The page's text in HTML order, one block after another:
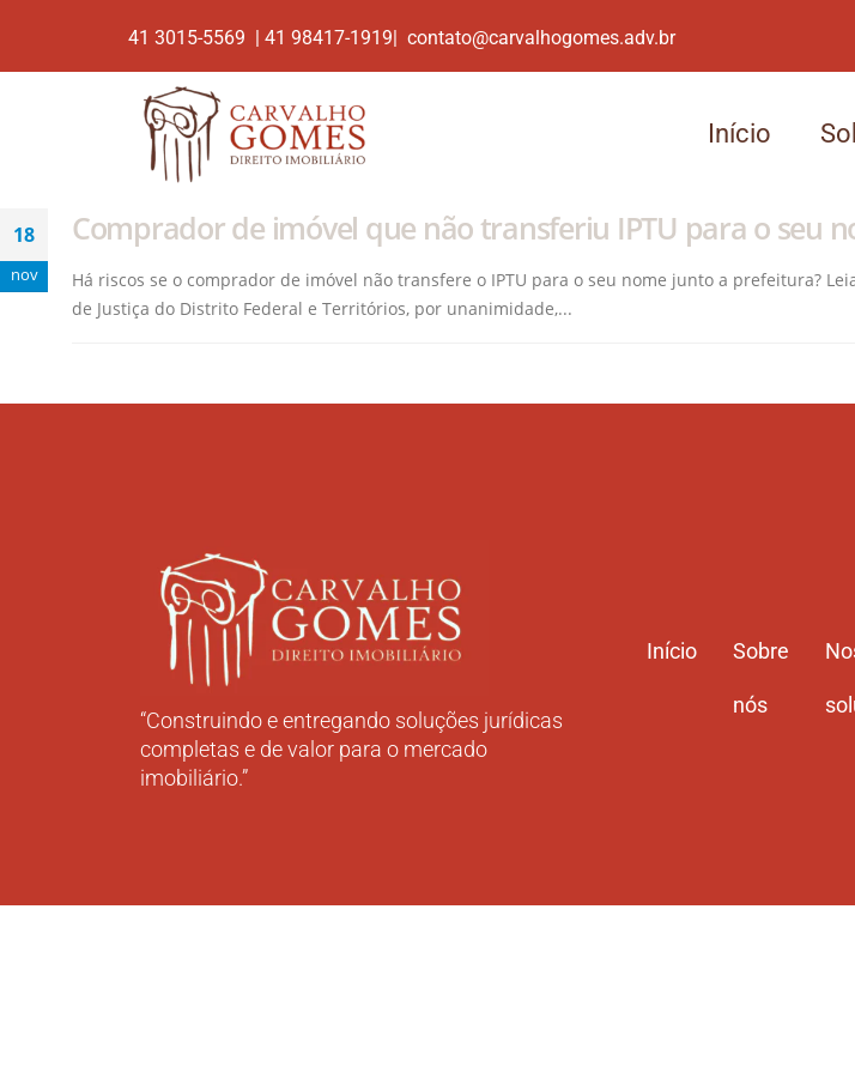
41 3015-5569 | 41 98417-1919| contato@carvalhogomes.adv.br
Início
18
nov
Comprador de imóvel que não transferiu IPTU para o seu
Há riscos se o comprador de imóvel não transfere o IPTU para o seu nome junto a prefeitura?
de Justiça do Distrito Federal e Territórios, por unanimidade,...
“Construindo e entregando soluções jurídicas
completas e de valor para o mercado
imobiliário.”
Início Sobre
nós